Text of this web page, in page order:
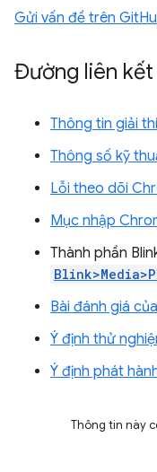
Gửi vấn đề trên
Đường liên
Thông tin giải
Thông số kỹ
Lỗi theo dõi
Mục nhập
Thành phần
Bài đánh giá
Ý định thử
Ý định phát
Thông tin này